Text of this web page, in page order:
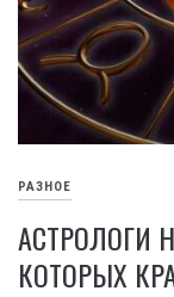
РАЗНОЕ
АСТРОЛОГИ
КОТОРЫХ